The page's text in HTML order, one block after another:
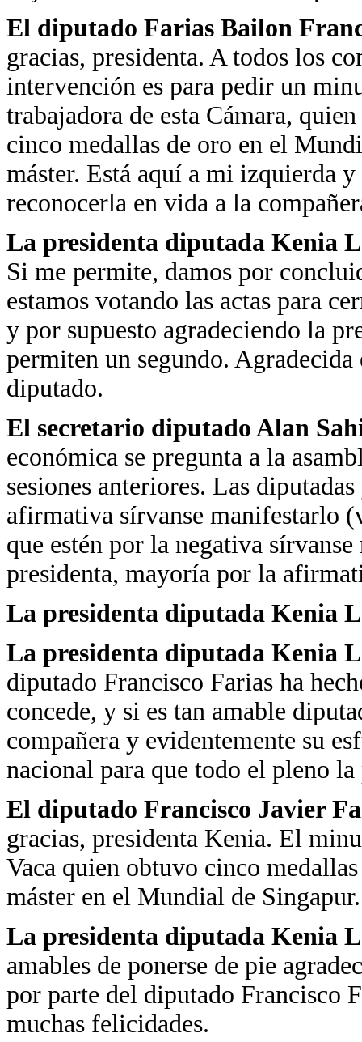
El diputado Farias Bailon
gracias, presidenta. A todos los
intervención es para pedir un
trabajadora de esta Cámara,
cinco medallas de oro en el
máster. Está aquí a mi izquierda
reconocerla en vida a la
La presidenta diputada Kenia
Si me permite, damos por
estamos votando las actas para
y por supuesto agradeciendo la
permiten un segundo. Agradecida
diputado.
El secretario diputado Alan
económica se pregunta a la
sesiones anteriores. Las
afirmativa sírvanse manifestarlo
que estén por la negativa
presidenta, mayoría por la
La presidenta diputada Kenia
La presidenta diputada Kenia
diputado Francisco Farias ha
concede, y si es tan amable
compañera y evidentemente su
nacional para que todo el pleno
El diputado Francisco Javier
gracias, presidenta Kenia. El
Vaca quien obtuvo cinco
máster en el Mundial de
La presidenta diputada Kenia
amables de ponerse de pie
por parte del diputado Francisco
muchas felicidades.